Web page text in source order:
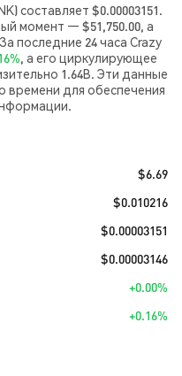
составляет $0.00003151.
момент — $51,750.00, а
последние 24 часа Crazy
, а его циркулирующее
1.64B. Эти данные
времени для обеспечения
$6.69
$0.010216
$0.00003151
$0.00003146
+0.00%
+0.16%